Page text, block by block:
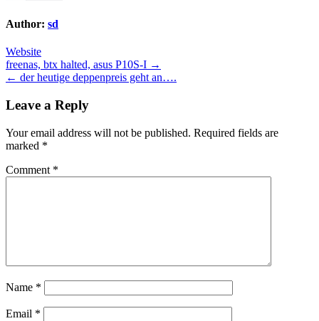
Author: sd
Website
Post
navigation
freenas, btx halted, asus P10S-I →
← der heutige deppenpreis geht an….
Leave a Reply
Your email address will not be published. Required fields are
marked *
Comment *
Name *
Email *